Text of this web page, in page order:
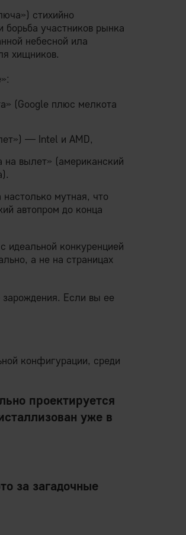
стихийно
борьба участников рынка
небесной ила
хищников.
(Google плюс мелкота
— Intel и AMD,
вылет» (американский
мутная, что
автопром до конца
конкуренцией
а не на страницах
Если вы ее
конфигурации, среди
проектируется
уже в
за загадочные